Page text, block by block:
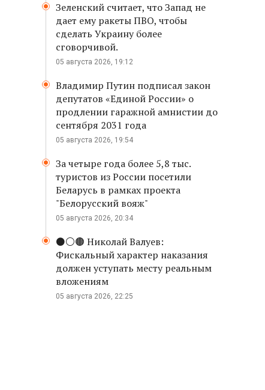
Зеленский считает, что Запад не
дает ему ракеты ПВО, чтобы
сделать Украину более
сговорчивой.
05 августа 2026, 19:12
Владимир Путин подписал закон
депутатов «Единой России» о
продлении гаражной амнистии до
сентября 2031 года
05 августа 2026, 19:54
За четыре года более 5,8 тыс.
туристов из России посетили
Беларусь в рамках проекта
"Белорусский вояж"
05 августа 2026, 20:34
⚫️⚪️🟤 Николай Валуев:
Фискальный характер наказания
должен уступать месту реальным
вложениям
05 августа 2026, 22:25